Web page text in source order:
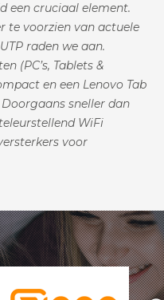
een cruciaal element.
te voorzien van actuele
raden we aan.
(PC’s, Tablets &
en een Lenovo Tab
sneller dan
WiFi
voor